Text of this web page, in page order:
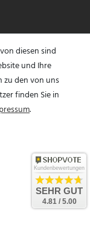
SHOPVOTE
ein, um
diesen sind
und Ihre
zu den von uns
finden Sie in
.
Kundenbewertungen
SEHR GUT
4.81 / 5.00